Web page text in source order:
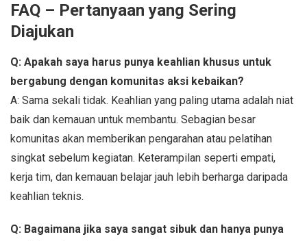
FAQ – Pertanyaan yang Sering
Diajukan
Q: Apakah saya harus punya keahlian khusus untuk
bergabung dengan komunitas aksi kebaikan?
A: Sama sekali tidak. Keahlian yang paling utama adalah niat
baik dan kemauan untuk membantu. Sebagian besar
komunitas akan memberikan pengarahan atau pelatihan
singkat sebelum kegiatan. Keterampilan seperti empati,
kerja tim, dan kemauan belajar jauh lebih berharga daripada
keahlian teknis.
Q: Bagaimana jika saya sangat sibuk dan hanya punya